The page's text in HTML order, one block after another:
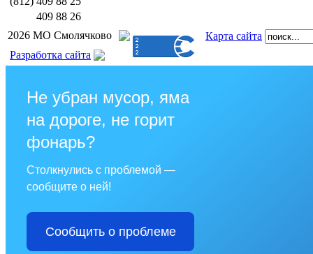
409 88 26
2026 МО Смолячково
Карта сайта
Разработка сайта
Не убран мусор, яма
на дороге, не горит
фонарь?
Столкнулись с проблемой —
сообщите о ней!
Сообщить о проблеме